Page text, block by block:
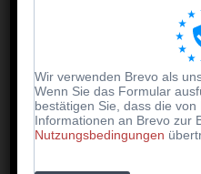
Hirsepfanne mit Möhren
Reisbällchen mit
Gemüse-Käse-Spieße
Wir verwenden Brevo als
Wenn Sie das Formular
bestätigen Sie, dass die
Informationen an Brevo zur
Nutzungsbedingungen